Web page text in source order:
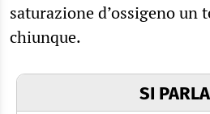
saturazione d’ossigeno un
chiunque.
SI